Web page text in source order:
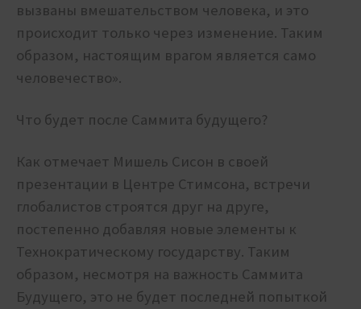
вызваны вмешательством человека, и это
происходит только через изменение. Таким
образом, настоящим врагом является само
человечество».
Что будет после Саммита будущего?
Как отмечает Мишель Сисон в своей
презентации в Центре Стимсона, встречи
глобалистов строятся друг на друге,
постепенно добавляя новые элементы к
Технократическому государству. Таким
образом, несмотря на важность Саммита
Будущего, это не будет последней попыткой